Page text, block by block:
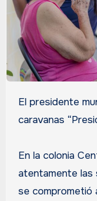
El presidente municipal de Tulum encabeza las
caravanas
En la colonia
atentamente las
se comprometió